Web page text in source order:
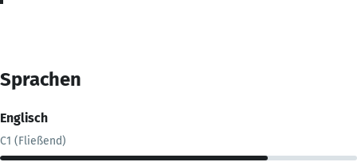
Sprachen
Englisch
C1 (Fließend)